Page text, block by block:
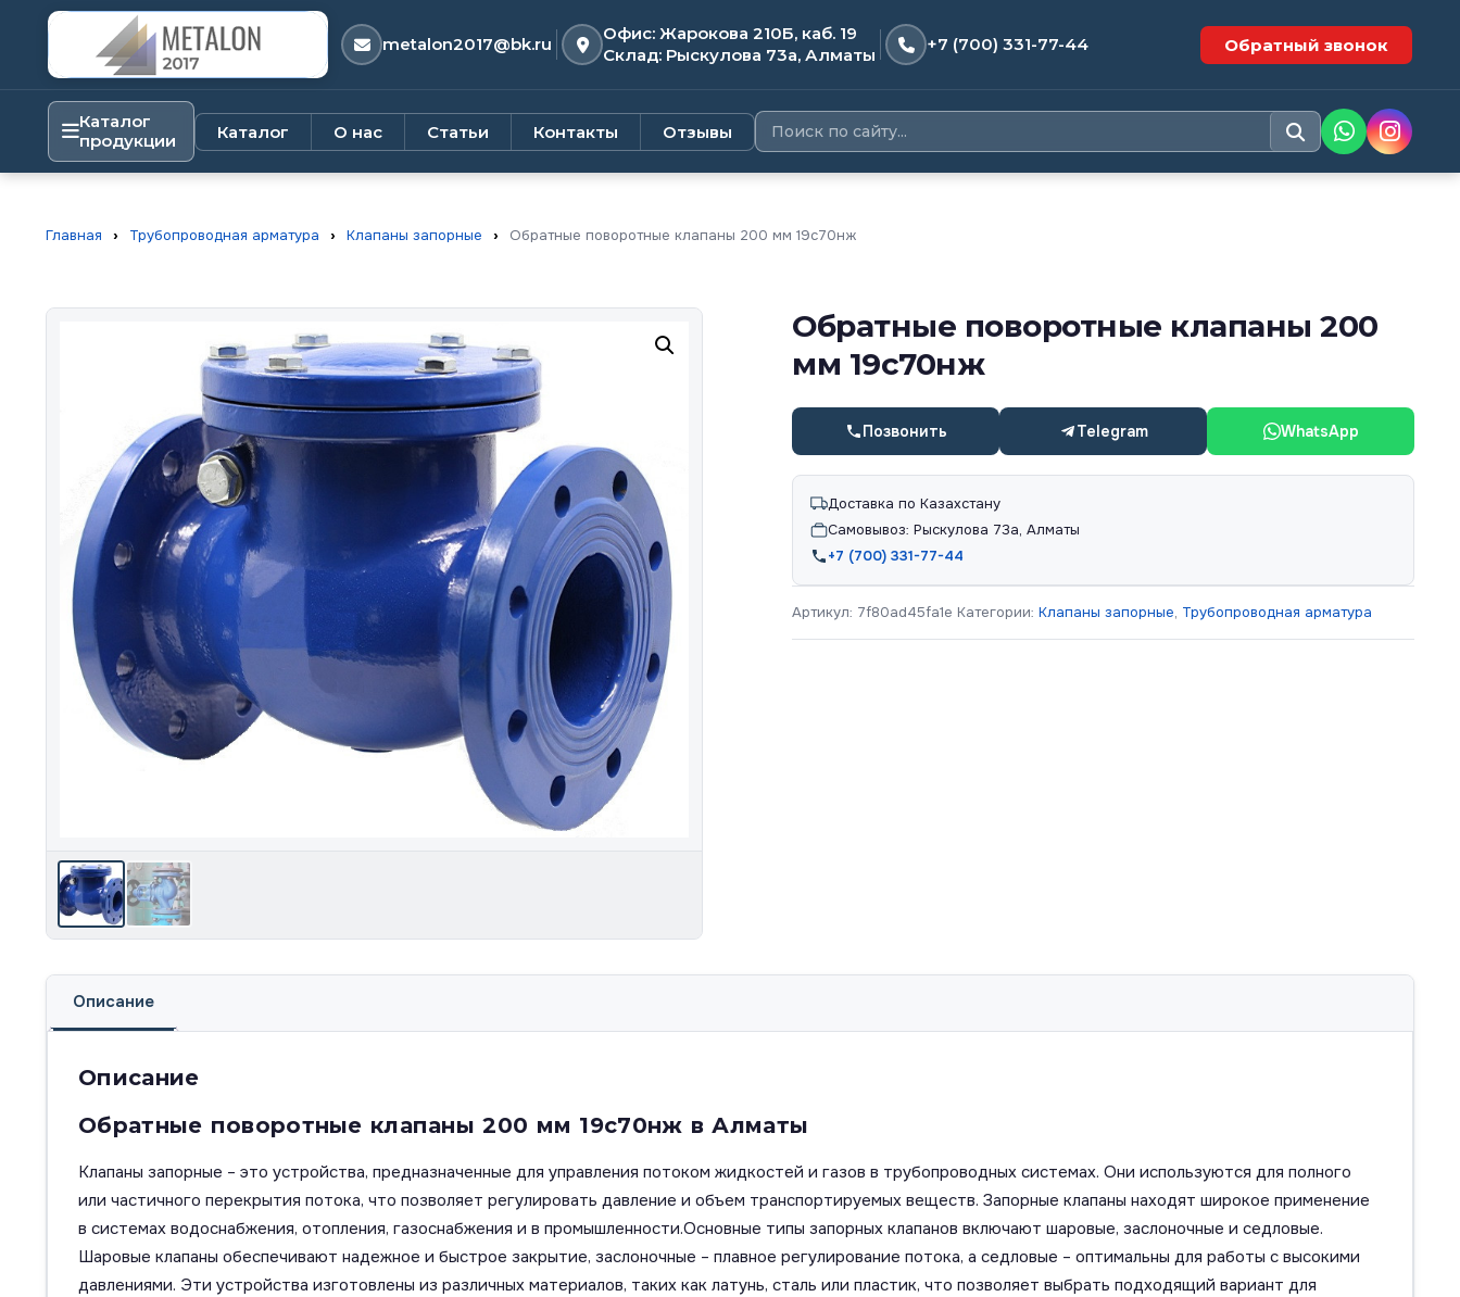
metalon2017@bk.ru
Офис: Жарокова 210Б, каб. 19
Склад: Рыскулова 73а, Алматы
+7 (700) 331-77-44 Обратный звонок
Каталог
продукции
Каталог О нас Статьи Контакты Отзывы
Главная › Трубопроводная арматура › Клапаны запорные › Обратные поворотные клапаны 200 мм 19с70нж
Обратные поворотные клапаны 200
мм 19с70нж
Позвонить Telegram WhatsApp
Доставка по Казахстану
Самовывоз: Рыскулова 73а, Алматы
+7 (700) 331-77-44
Артикул: 7f80ad45fa1e Категории:Клапаны запорные, Трубопроводная арматура
Описание
Описание
Обратные поворотные клапаны 200 мм 19с70нж в Алматы
Клапаны запорные – это устройства, предназначенные для управления потоком жидкостей и газов в трубопроводных системах. Они используются для полного
или частичного перекрытия потока, что позволяет регулировать давление и объем транспортируемых веществ. Запорные клапаны находят широкое применение
в системах водоснабжения, отопления, газоснабжения и в промышленности.Основные типы запорных клапанов включают шаровые, заслоночные и седловые.
Шаровые клапаны обеспечивают надежное и быстрое закрытие, заслоночные – плавное регулирование потока, а седловые – оптимальны для работы с высокими
давлениями. Эти устройства изготовлены из различных материалов, таких как латунь, сталь или пластик, что позволяет выбрать подходящий вариант для